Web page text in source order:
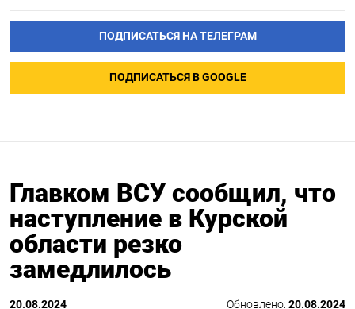
ПОДПИСАТЬСЯ НА ТЕЛЕГРАМ
ПОДПИСАТЬСЯ В GOOGLE
Главком ВСУ cообщил, что
наступление в Курской
области резко
замедлилось
20.08.2024 Обновлено: 20.08.2024